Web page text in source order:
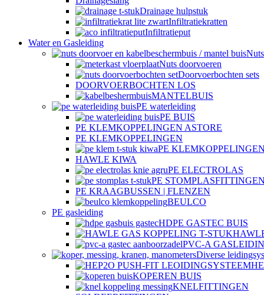
Drainage hulpstuk
Infiltratiekratten
Infiltratieput
Water en Gasleiding
Nuts
Nuts doorvoeren
Doorvoerbochten sets
DOORVOERBOCHTEN LOS
MANTELBUIS
PE waterleiding
PE BUIS
PE KLEMKOPPELINGEN ASTORE
PE KLEMKOPPELINGEN
PE
HAWLE KIWA
PE ELECTROLAS
PE
PE KRAAGBUSSEN | FLENZEN
BEULCO
PE gasleiding
HDPE GASTEC BUIS
PVC-A
Diverse
KOPEREN BUIS
KNELFITTINGEN